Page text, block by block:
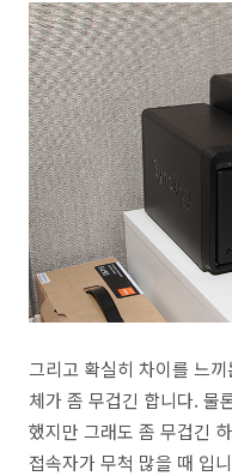
그리고 확실히 차이를 느
체가 좀 무겁긴 합니다. 물
했지만 그래도 좀 무겁긴
접속자가 무척 많을 때 입